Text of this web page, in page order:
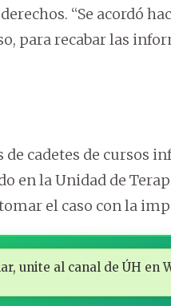
“Se acordó
para recabar las
cadetes de cursos
en la Unidad de
el caso con la
unite al canal de ÚH en